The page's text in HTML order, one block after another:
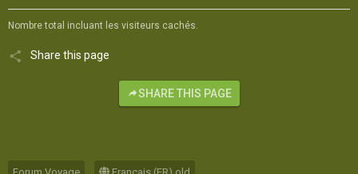
Nombre total incluant les visiteurs cachés.
Share this page
SHARE THIS PAGE